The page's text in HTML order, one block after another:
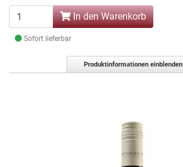
In den Warenkorb
Sofort lieferbar
Produktinformationen einblenden